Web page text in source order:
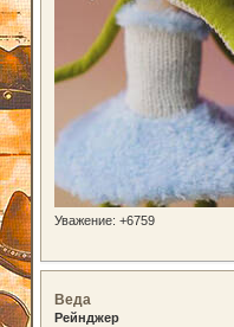
Уважение: +6759
Веда
Рейнджер